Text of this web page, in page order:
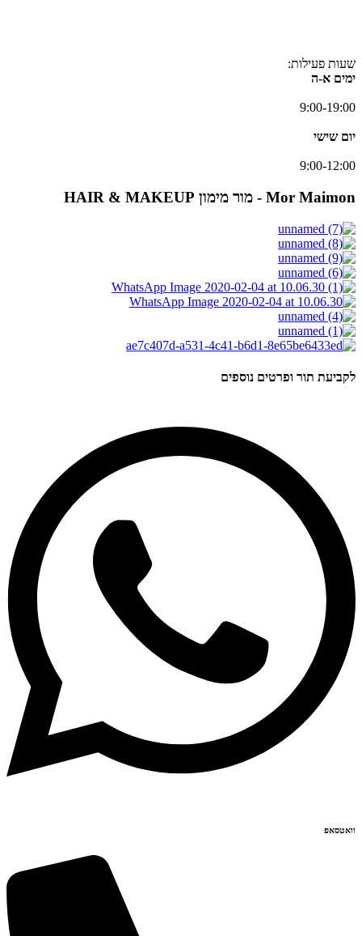
שעות פעילות:
ימים א-ה
9:00-19:00
יום שישי
9:00-12:00
Mor Maimon - מור מימון HAIR & MAKEUP
לקביעת תור ופרטים נוספים
וואטסאפ